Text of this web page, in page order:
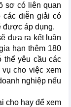
sơ có liên quan
các diễn giải có
được áp dụng.
đưa ra kết luận
hạn thêm 180
thể yêu cầu các
cho việc xem
nghiệp nếu
cho hay để xem